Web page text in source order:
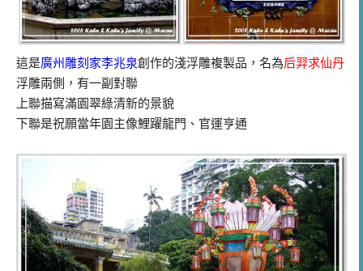
這是廣州雕刻家李兆泉創作的淺浮雕複製品，名為后羿求仙丹
浮雕兩側，有一副對聯
上聯描寫滿園翠綠清新的景貌
下聯是祝願當年園主像鯉躍龍門 、 官運亨通